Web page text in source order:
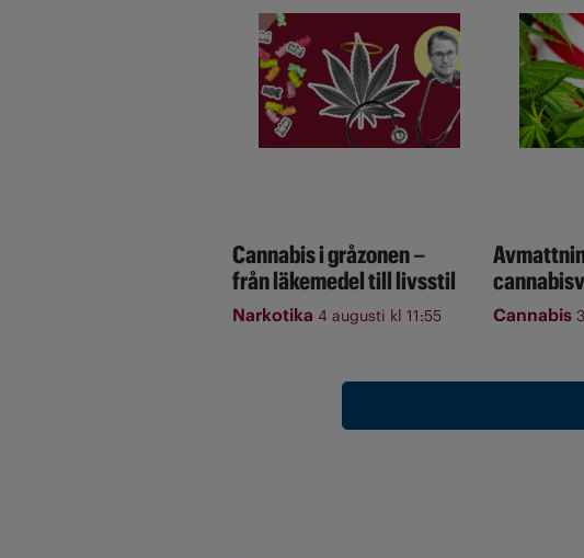
Cannabis i gråzonen –
från läkemedel till livsstil
Narkotika 4 augusti kl 11:55 Cannabis